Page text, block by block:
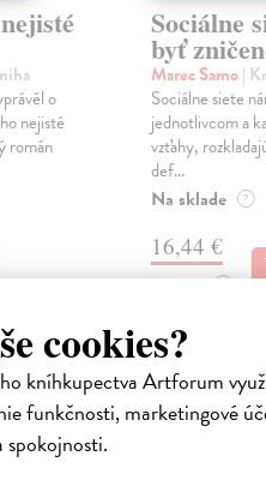
cookies?
kníhkupectva Artforum
funkčnosti, marketingové
o
nejisté
román
Sociálne
byť
Marec Samo|
Sociálne siete
jednotlivcom a
vzťahy,
def...
Na sklade ?
16,44 €
16,95 € ?
s